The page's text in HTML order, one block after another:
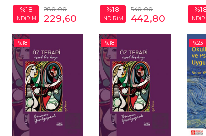
%18
İNDİRİM
280,00
229,60
%18
İNDİRİM
540,00
442,80
%18
-%18 -%18 -%23